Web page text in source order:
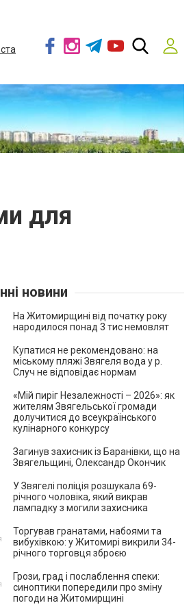
для
новини
На Житомирщині від початку року
народилося понад 3 тис немовлят
Купатися не рекомендовано: на
міському пляжі Звягеля вода у р.
Случ не відповідає нормам
«Мій пиріг Незалежності – 2026»: як
жителям Звягельської громади
долучитися до всеукраїнського
кулінарного конкурсу
Загинув захисник із Баранівки, що на
Звягельщині, Олександр Окончик
У Звягелі поліція розшукала 69-
річного чоловіка, який викрав
лампадку з могили захисника
Торгував гранатами, набоями та
вибухівкою: у Житомирі викрили 34-
річного торговця зброєю
Грози, град і послаблення спеки:
синоптики попередили про зміну
погоди на Житомирщині